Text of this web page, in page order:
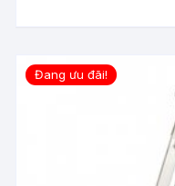
Đang ưu đãi!